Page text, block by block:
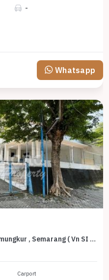
-
Whatsapp
Ruang Usaha di daerah Gajahmungkur , Semarang ( Vn SI 8346 )
Carport